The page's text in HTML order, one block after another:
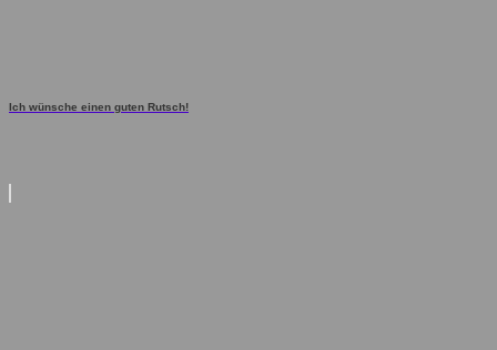
Ich wünsche einen guten Rutsch!